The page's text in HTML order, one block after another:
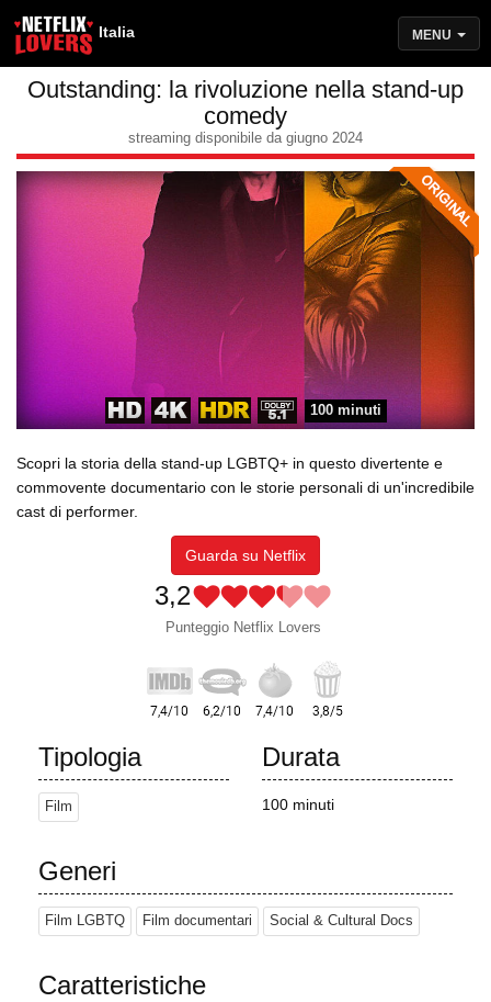
Italia MENU
Outstanding: la rivoluzione nella stand-up
comedy
streaming disponibile da giugno 2024
100 minuti
Scopri la storia della stand-up LGBTQ+ in questo divertente e
commovente documentario con le storie personali di un'incredibile
cast di performer.
Guarda su Netflix
3,2
Punteggio Netflix Lovers
Tipologia
Film
Durata
100 minuti
Generi
Film LGBTQ Film documentari Social & Cultural Docs
Caratteristiche